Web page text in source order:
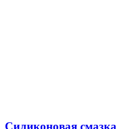
Силиконовая смазка